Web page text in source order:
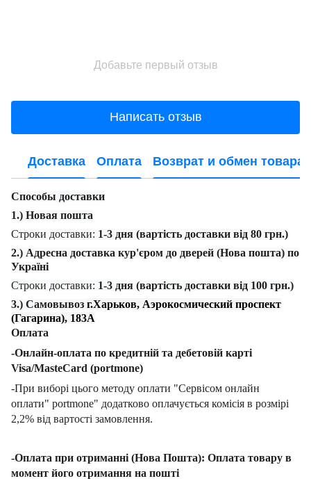
Добавьте первый отзыв
Написать отзыв
Доставка Оплата Возврат и обмен товара
Способы доставки
1.) Новая пошта
Строки доставки: 1-3 дня (вартість доставки від 80 грн.)
2.) Адресна доставка кур'єром до дверей (Нова пошта) по
Україні
Строки доставки: 1-3 дня (вартість доставки від 100 грн.)
3.) Самовывоз г.Харьков, Аэрокосмический проспект
(Гагарина), 183А
Оплата
-Онлайн-оплата по кредитній та дебетовій карті
Visa/MasteCard (portmone)
-При виборі цього методу оплати "Сервісом онлайн
оплати" portmone" додатково оплачується комісія в розмірі
2,2% від вартості замовлення.
-Оплата при отриманні (Нова Пошта): Оплата товару в
момент його отримання на пошті